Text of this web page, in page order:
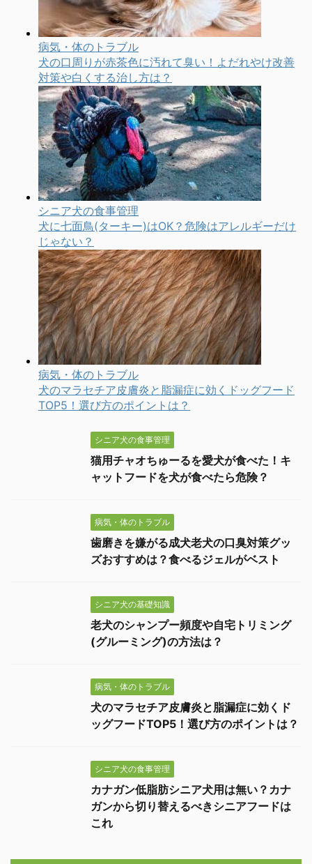
シニア犬の食事管理
猫用チャオちゅーるを愛犬が食べた！キ
ャットフードを犬が食べたら危険？
病気・体のトラブル
歯磨きを嫌がる成犬老犬の口臭対策グッ
ズおすすめは？食べるジェルがベスト
シニア犬の基礎知識
老犬のシャンプー頻度や自宅トリミング
(グルーミング)の方法は？
病気・体のトラブル
犬のマラセチア皮膚炎と脂漏症に効くド
ッグフードTOP5！選び方のポイントは？
シニア犬の食事管理
カナガン低脂肪シニア犬用は無い？カナ
ガンから切り替えるべきシニアフードは
これ